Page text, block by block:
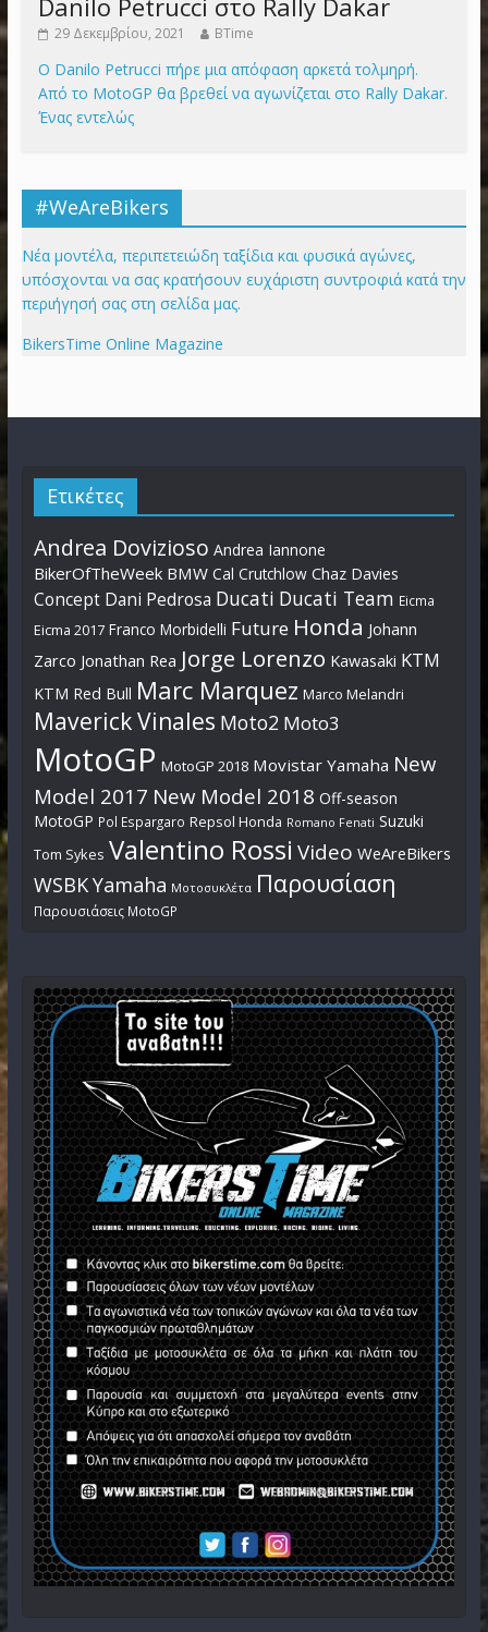
29 Δεκεμβρίου, 2021 BTime
Ο Danilo Petrucci πήρε μια απόφαση αρκετά τολμηρή.
Από το MotoGP θα βρεθεί να αγωνίζεται στο Rally Dakar.
Ένας εντελώς
#WeAreBikers
Νέα μοντέλα, περιπετειώδη ταξίδια και φυσικά αγώνες,
υπόσχονται να σας κρατήσουν ευχάριστη συντροφιά κατά την
περιήγησή σας στη σελίδα μας.
BikersTime Online Magazine
Ετικέτες
Andrea Dovizioso Andrea Iannone
BikerOfTheWeek BMW Cal Crutchlow Chaz Davies
Concept Dani Pedrosa Ducati Ducati Team Eicma
Eicma 2017 Franco Morbidelli Future Honda Johann
Zarco Jonathan Rea Jorge Lorenzo Kawasaki KTM
KTM Red Bull Marc Marquez Marco Melandri
Maverick Vinales Moto2 Moto3
MotoGP MotoGP 2018 Movistar Yamaha New
Model 2017 New Model 2018 Off-season
MotoGP Pol Espargaro Repsol Honda Romano Fenati Suzuki
Tom Sykes Valentino Rossi Video WeAreBikers
WSBKYamaha Μοτοσυκλέτα Παρουσίαση
Παρουσιάσεις MotoGP